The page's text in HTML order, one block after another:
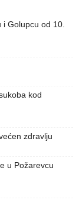
Golupcu od 10.
kod
zdravlju
u Požarevcu